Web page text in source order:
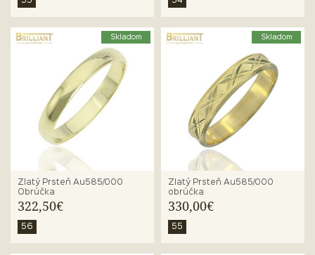
Skladom
Zlatý Prsteň Au585/000
Obrúčka
322,50€
56
Skladom
Zlatý Prsteň Au585/000
obrúčka
330,00€
55